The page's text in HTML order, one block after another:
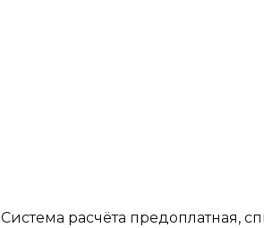
Система расчёта предоплатная,